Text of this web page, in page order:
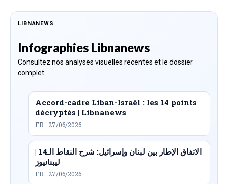
LIBNANEWS
Infographies Libnanews
Consultez nos analyses visuelles recentes et le dossier
complet.
Accord-cadre Liban-Israël : les 14 points
décryptés | Libnanews
FR · 27/06/2026
الاتفاق الإطار بين لبنان وإسرائيل: شرح النقاط الـ14 |
ليبنانيوز
FR · 27/06/2026